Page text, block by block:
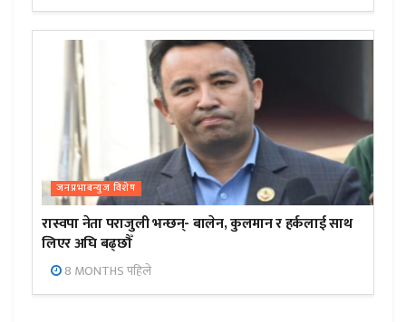
जनप्रभाबन्युज विशेष
रास्वपा नेता पराजुली भन्छन्- बालेन, कुलमान र हर्कलाई साथ
लिएर अघि बढ्छौँ
8 MONTHS पहिले